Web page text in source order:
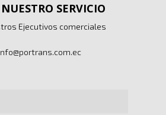
SERVICIO
Ejecutivos comerciales